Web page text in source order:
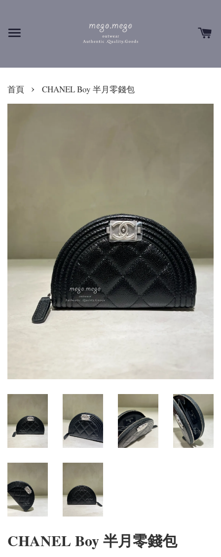
首頁 › CHANEL Boy 半月零錢包
CHANEL Boy 半月零錢包